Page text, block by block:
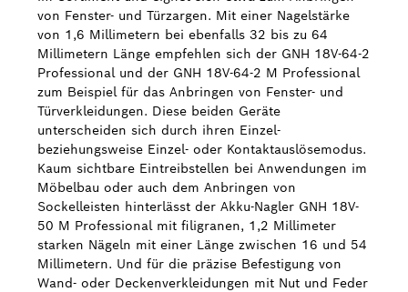
von Fenster- und Türzargen. Mit einer Nagelstärke
von 1,6 Millimetern bei ebenfalls 32 bis zu 64
Millimetern Länge empfehlen sich der GNH 18V-64-2
Professional und der GNH 18V-64-2 M Professional
zum Beispiel für das Anbringen von Fenster- und
Türverkleidungen. Diese beiden Geräte
unterscheiden sich durch ihren Einzel-
beziehungsweise Einzel- oder Kontaktauslösemodus.
Kaum sichtbare Eintreibstellen bei Anwendungen im
Möbelbau oder auch dem Anbringen von
Sockelleisten hinterlässt der Akku-Nagler GNH 18V-
50 M Professional mit filigranen, 1,2 Millimeter
starken Nägeln mit einer Länge zwischen 16 und 54
Millimetern. Und für die präzise Befestigung von
Wand- oder Deckenverkleidungen mit Nut und Feder